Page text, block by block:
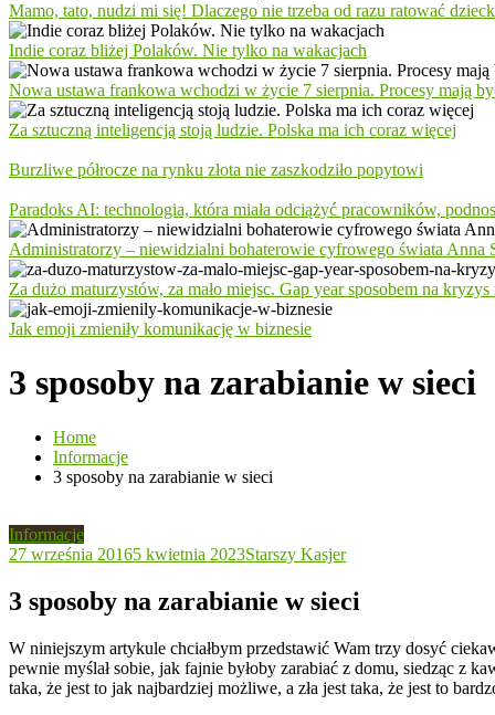
Mamo, tato, nudzi mi się! Dlaczego nie trzeba od razu ratować
Indie coraz bliżej Polaków. Nie tylko na wakacjach
Nowa ustawa frankowa wchodzi w życie 7 sierpnia. Procesy mają
Za sztuczną inteligencją stoją ludzie. Polska ma ich coraz więcej
Burzliwe półrocze na rynku złota nie zaszkodziło popytowi
Paradoks AI: technologia, która miała odciążyć pracowników,
Administratorzy – niewidzialni bohaterowie cyfrowego świata Anna
Za dużo maturzystów, za mało miejsc. Gap year sposobem na
Jak emoji zmieniły komunikację w biznesie
3 sposoby na zarabianie w sieci
Home
Informacje
3 sposoby na zarabianie w sieci
Informacje
27 września 20165 kwietnia 2023Starszy Kasjer
3 sposoby na zarabianie w sieci
W niniejszym artykule chciałbym przedstawić Wam trzy dosyć
pewnie myślał sobie, jak fajnie byłoby zarabiać z domu, siedząc z
taka, że jest to jak najbardziej możliwe, a zła jest taka, że jest to